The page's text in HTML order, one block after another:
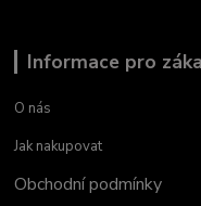
Informace pro
O nás
Jak nakupovat
Obchodní podmínky